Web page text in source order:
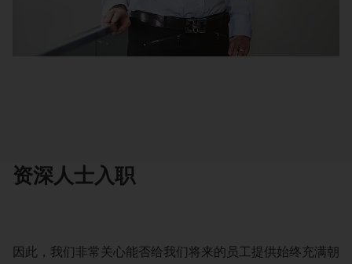
资深人士入职
因此，我们非常关心能否给我们将来的员工提供始终充满朝